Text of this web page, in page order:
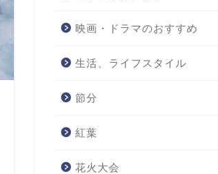
映画・ドラマのおすすめ
生活、ライフスタイル
節分
紅葉
花火大会